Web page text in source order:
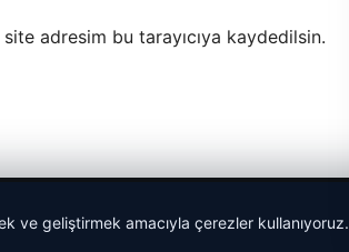
adresim bu tarayıcıya kaydedilsin.
ve geliştirmek amacıyla çerezler kullanıyoruz.